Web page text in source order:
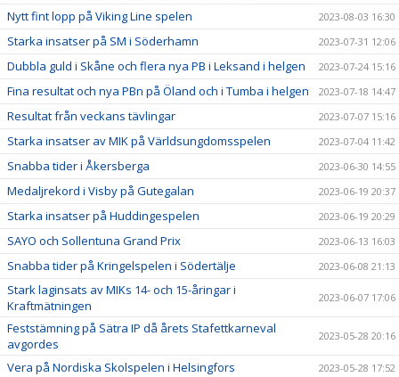
Nytt fint lopp på Viking Line spelen 2023-08-03 16:30
Starka insatser på SM i Söderhamn 2023-07-31 12:06
Dubbla guld i Skåne och flera nya PB i Leksand i helgen 2023-07-24 15:16
Fina resultat och nya PBn på Öland och i Tumba i helgen 2023-07-18 14:47
Resultat från veckans tävlingar 2023-07-07 15:16
Starka insatser av MIK på Världsungdomsspelen 2023-07-04 11:42
Snabba tider i Åkersberga 2023-06-30 14:55
Medaljrekord i Visby på Gutegalan 2023-06-19 20:37
Starka insatser på Huddingespelen 2023-06-19 20:29
SAYO och Sollentuna Grand Prix 2023-06-13 16:03
Snabba tider på Kringelspelen i Södertälje 2023-06-08 21:13
Stark laginsats av MIKs 14- och 15-åringar i
Kraftmätningen
2023-06-07 17:06
Feststämning på Sätra IP då årets Stafettkarneval
avgordes
2023-05-28 20:16
Vera på Nordiska Skolspelen i Helsingfors 2023-05-28 17:52